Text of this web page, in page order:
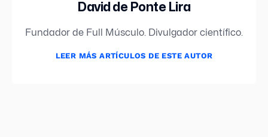
David de Ponte Lira
Fundador de Full Músculo. Divulgador científico.
LEER MÁS ARTÍCULOS DE ESTE AUTOR